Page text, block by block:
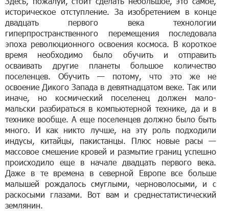
историческое отступление. За изобретением в конце
двадцать первого века технологии
гиперпространственного перемещения последовала
эпоха революционного освоения космоса. В короткое
время необходимо было обучить и отправить
осваивать другие планеты большое количество
поселенцев. Обучить — потому, что это же не
освоение Дикого Запада в девятнадцатом веке. Так или
иначе, но космический поселенец должен мало-
мальски разбираться в компьютерной технике, да и в
технике вообще. А еще поселенцев должно было быть
много. И как никто лучше, на эту роль подходили
индусы, китайцы, пакистанцы. Плюс новые расы —
массовое смешение кровей и размытие границ успешно
происходило еще в начале двадцать первого века.
Даже в те времена в северной Европе все больше
малышей рождалось смуглыми, черноволосыми, и с
раскосыми глазами. Вот вам и среднестатистический
землянин.